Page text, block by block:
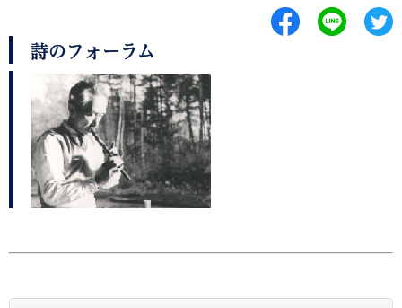
詩のフォーラム